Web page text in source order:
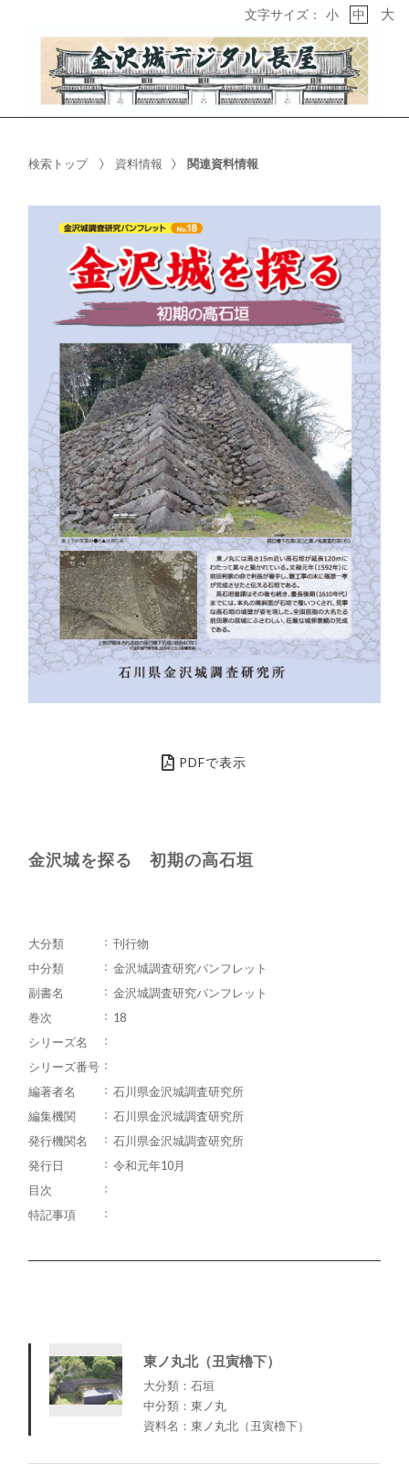
文字サイズ： 小 中 大
検索トップ 資料情報 関連資料情報
PDFで表示
金沢城を探る 初期の高石垣
大分類
刊行物
中分類
金沢城調査研究パンフレット
副書名
金沢城調査研究パンフレット
巻次
18
シリーズ名
シリーズ番号
編著者名
石川県金沢城調査研究所
編集機関
石川県金沢城調査研究所
発行機関名
石川県金沢城調査研究所
発行日
令和元年10月
目次
特記事項
東ノ丸北（丑寅櫓下）
大分類：石垣
中分類：東ノ丸
資料名：東ノ丸北（丑寅櫓下）